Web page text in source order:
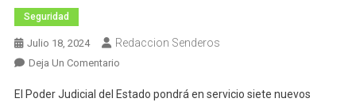
Seguridad
Julio 18, 2024 Redaccion Senderos
Deja Un ComentarioEn
La
El Poder Judicial del Estado pondrá en servicio siete nuevos